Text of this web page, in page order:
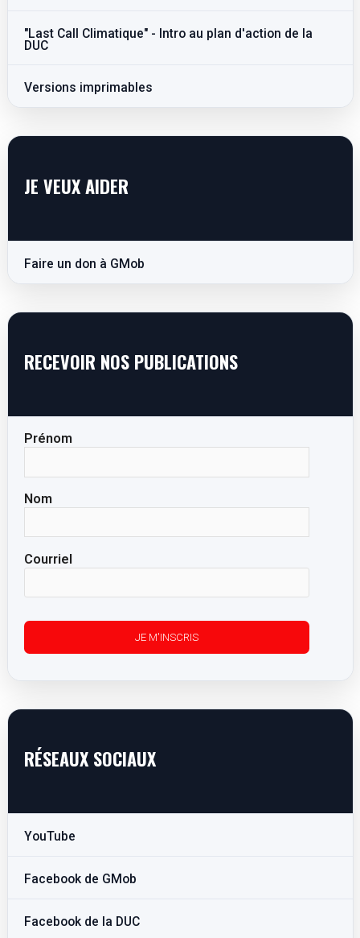
"Last Call Climatique" - Intro au plan d'action de la
DUC
Versions imprimables
JE VEUX AIDER
Faire un don à GMob
RECEVOIR NOS PUBLICATIONS
Prénom
Nom
Courriel
RÉSEAUX SOCIAUX
YouTube
Facebook de GMob
Facebook de la DUC